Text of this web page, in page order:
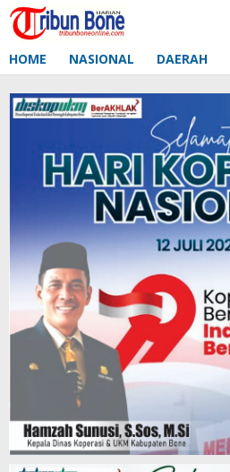
Lewati
ke
HOME NASIONAL DAERAH